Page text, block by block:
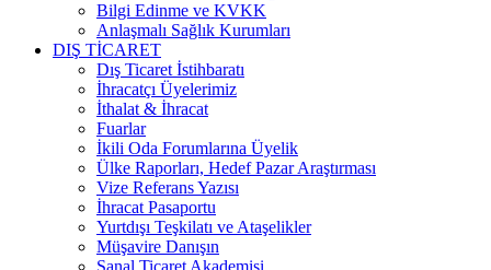
Bilgi Edinme ve KVKK
Anlaşmalı Sağlık Kurumları
DIŞ TİCARET
Dış Ticaret İstihbaratı
İhracatçı Üyelerimiz
İthalat & İhracat
Fuarlar
İkili Oda Forumlarına Üyelik
Ülke Raporları, Hedef Pazar Araştırması
Vize Referans Yazısı
İhracat Pasaportu
Yurtdışı Teşkilatı ve Ataşelikler
Müşavire Danışın
Sanal Ticaret Akademisi